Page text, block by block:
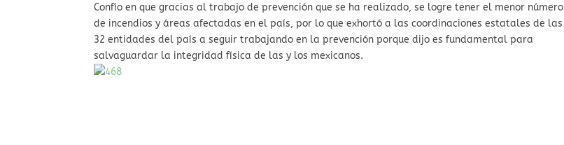
Confío en que gracias al trabajo de prevención que se ha realizado, se logre tener el menor número
de incendios y áreas afectadas en el país, por lo que exhortó a las coordinaciones estatales de las
32 entidades del país a seguir trabajando en la prevención porque dijo es fundamental para
salvaguardar la integridad física de las y los mexicanos.